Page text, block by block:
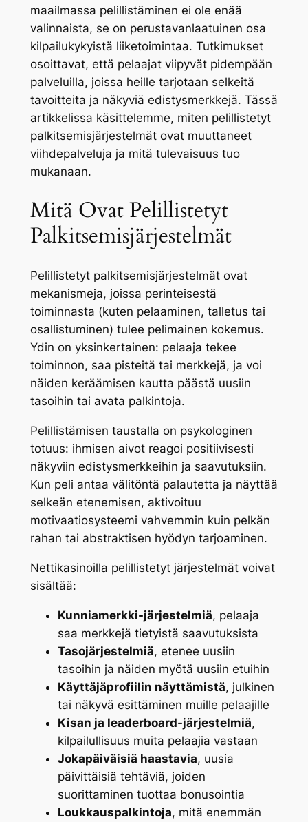
maailmassa pelillistäminen ei ole enää
valinnaista, se on perustavanlaatuinen osa
kilpailukykyistä liiketoimintaa. Tutkimukset
osoittavat, että pelaajat viipyvät pidempään
palveluilla, joissa heille tarjotaan selkeitä
tavoitteita ja näkyviä edistysmerkkejä. Tässä
artikkelissa käsittelemme, miten pelillistetyt
palkitsemisjärjestelmät ovat muuttaneet
viihdepalveluja ja mitä tulevaisuus tuo
mukanaan.
Mitä Ovat Pelillistetyt
Palkitsemisjärjestelmät
Pelillistetyt palkitsemisjärjestelmät ovat
mekanismeja, joissa perinteisestä
toiminnasta (kuten pelaaminen, talletus tai
osallistuminen) tulee pelimainen kokemus.
Ydin on yksinkertainen: pelaaja tekee
toiminnon, saa pisteitä tai merkkejä, ja voi
näiden keräämisen kautta päästä uusiin
tasoihin tai avata palkintoja.
Pelillistämisen taustalla on psykologinen
totuus: ihmisen aivot reagoi positiivisesti
näkyviin edistysmerkkeihin ja saavutuksiin.
Kun peli antaa välitöntä palautetta ja näyttää
selkeän etenemisen, aktivoituu
motivaatiosysteemi vahvemmin kuin pelkän
rahan tai abstraktisen hyödyn tarjoaminen.
Nettikasinoilla pelillistetyt järjestelmät voivat
sisältää:
Kunniamerkki-järjestelmiä, pelaaja
saa merkkejä tietyistä saavutuksista
Tasojärjestelmiä, etenee uusiin
tasoihin ja näiden myötä uusiin etuihin
Käyttäjäprofiilin näyttämistä, julkinen
tai näkyvä esittäminen muille pelaajille
Kisan ja leaderboard-järjestelmiä,
kilpailullisuus muita pelaajia vastaan
Jokapäiväisiä haastavia, uusia
päivittäisiä tehtäviä, joiden
suorittaminen tuottaa bonusointia
Loukkauspalkintoja, mitä enemmän